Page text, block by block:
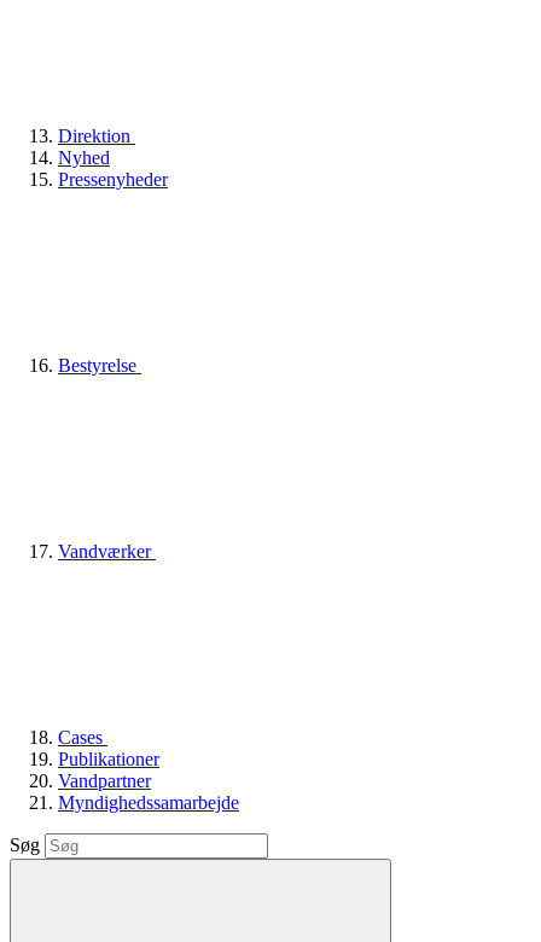
Direktion
Nyhed
Pressenyheder
Bestyrelse
Vandværker
Cases
Publikationer
Vandpartner
Myndighedssamarbejde
Søg